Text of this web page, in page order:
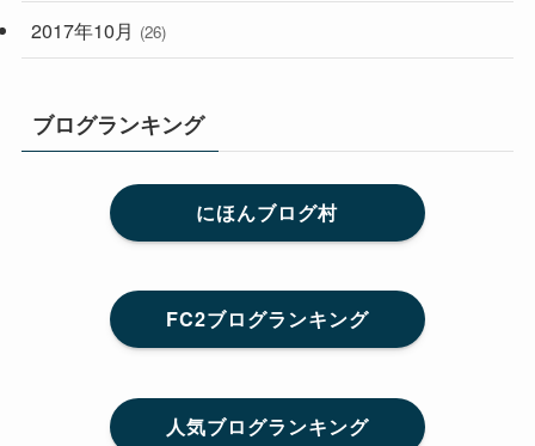
2017年10月 (26)
ブログランキング
にほんブログ村
FC2ブログランキング
人気ブログランキング